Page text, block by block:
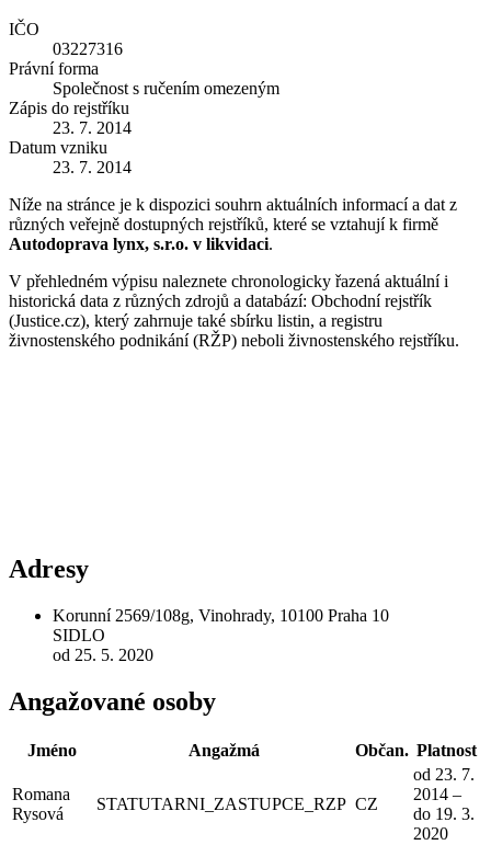
IČO
03227316
Právní forma
Společnost s ručením omezeným
Zápis do rejstříku
23. 7. 2014
Datum vzniku
23. 7. 2014
Níže na stránce je k dispozici souhrn aktuálních informací a dat z
různých veřejně dostupných rejstříků, které se vztahují k firmě
Autodoprava lynx, s.r.o. v likvidaci.
V přehledném výpisu naleznete chronologicky řazená aktuální i
historická data z různých zdrojů a databází: Obchodní rejstřík
(Justice.cz), který zahrnuje také sbírku listin, a registru
živnostenského podnikání (RŽP) neboli živnostenského rejstříku.
Adresy
Korunní 2569/108g, Vinohrady, 10100 Praha 10
SIDLO
od 25. 5. 2020
Angažované osoby
Jméno Angažmá Občan. Platnost
Romana
Rysová
STATUTARNI_ZASTUPCE_RZP CZ
od 23. 7.
2014 –
do 19. 3.
2020